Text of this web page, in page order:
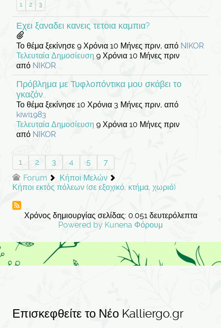
1 2 3
Εχει ξαναδει κανεις τετοια καμπια?
Το θέμα ξεκίνησε 9 Χρόνια 10 Μήνες πριν, από NIKOR
Τελευταία Δημοσίευση 9 Χρόνια 10 Μήνες πριν
από NIKOR
Πρόβλημα με Τυφλοπόντικα μου σκάβει το
γκαζόν..
Το θέμα ξεκίνησε 10 Χρόνια 3 Μήνες πριν, από
kiwi1983
Τελευταία Δημοσίευση 9 Χρόνια 10 Μήνες πριν
από NIKOR
1 2 3 4 5
7
Forum
Κήποι Μελών
Κήποι εκτός πόλεων (σε εξοχικό, κτήμα, χωριό)
Χρόνος δημιουργίας σελίδας: 0.051 δευτερόλεπτα
Powered by Kunena Φόρουμ
Επισκεφθείτε το Νέο Kalliergo.gr